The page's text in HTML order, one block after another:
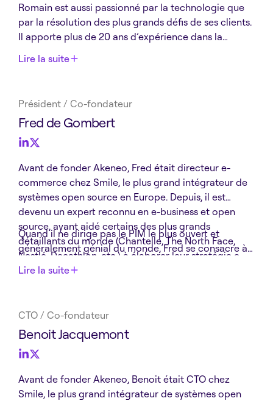
Romain est aussi passionné par la technologie que
par la résolution des plus grands défis de ses clients.
Il apporte plus de 20 ans d’expérience dans la
redéfinissent leur catégorie. Plus récemment, il a
Dataiku. Romain est diplômé de l’École Centrale
Paris et titulaire d’un MBA de NYU Stern.
Lire la suite
Président / Co-fondateur
Fred de Gombert
Avant de fonder Akeneo, Fred était directeur e-
commerce chez Smile, le plus grand intégrateur de
systèmes open source en Europe. Depuis, il est
devenu un expert reconnu en e-business et open
source, ayant aidé certains des plus grands
détaillants du monde (Chantelle, The North Face,
Nestlé, Decathlon, etc.) à élaborer leur stratégie e-
commerce.
Quand il ne dirige pas le PIM le plus ouvert et
généralement génial du monde, Fred se consacre à
adore David Bowie. Ne dites rien de mal à propos de
Lire la suite
CTO / Co-fondateur
Benoit Jacquemont
Avant de fonder Akeneo, Benoit était CTO chez
Smile, le plus grand intégrateur de systèmes open